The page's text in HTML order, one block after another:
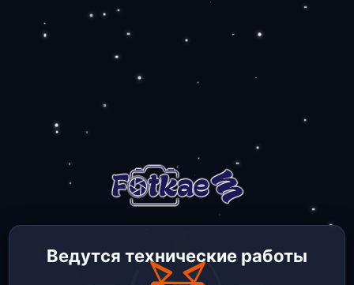
Ведутся технические работы